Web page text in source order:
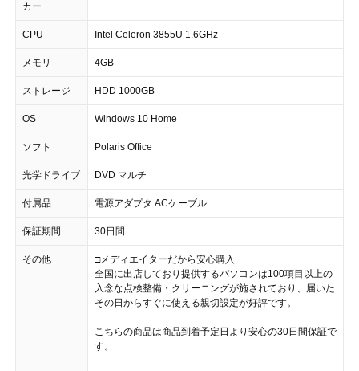
カー
CPU Intel Celeron 3855U 1.6GHz
メモリ 4GB
ストレージ HDD 1000GB
OS Windows 10 Home
ソフト Polaris Office
光学ドライブ DVD マルチ
付属品 電源アダプタ ACケーブル
保証期間 30日間
その他
□メディエイターだから安心購入
全国に出店しており提供するパソコンは100項目以上の
入念な点検整備・クリーニングが施されており、届いた
その日からすぐに使える親切設定が好評です。
こちらの商品は商品到着予定日より安心の30日間保証で
す。